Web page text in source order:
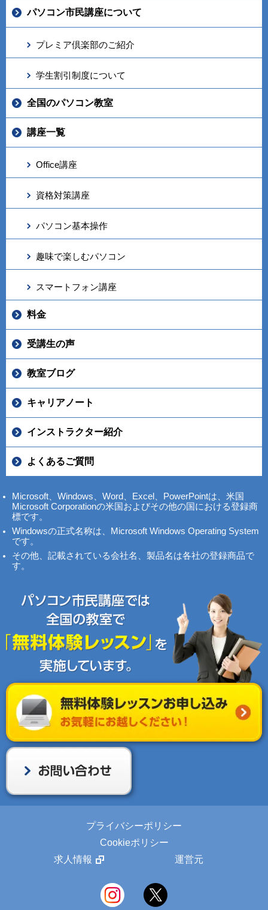
パソコン市民講座について
プレミア倶楽部のご紹介
学生割引制度について
全国のパソコン教室
講座一覧
Office講座
資格対策講座
パソコン基本操作
趣味で楽しむパソコン
スマートフォン講座
料金
受講生の声
教室ブログ
キャリアノート
インストラクター紹介
よくあるご質問
Microsoft、Windows、Word、Excel、PowerPointは、米国
Microsoft Corporationの米国およびその他の国における登録商
標です。
Windowsの正式名称は、Microsoft Windows Operating System
です。
その他、記載されている会社名、製品名は各社の登録商品で
す。
プライバシーポリシー
Cookieポリシー
求人情報
運営元